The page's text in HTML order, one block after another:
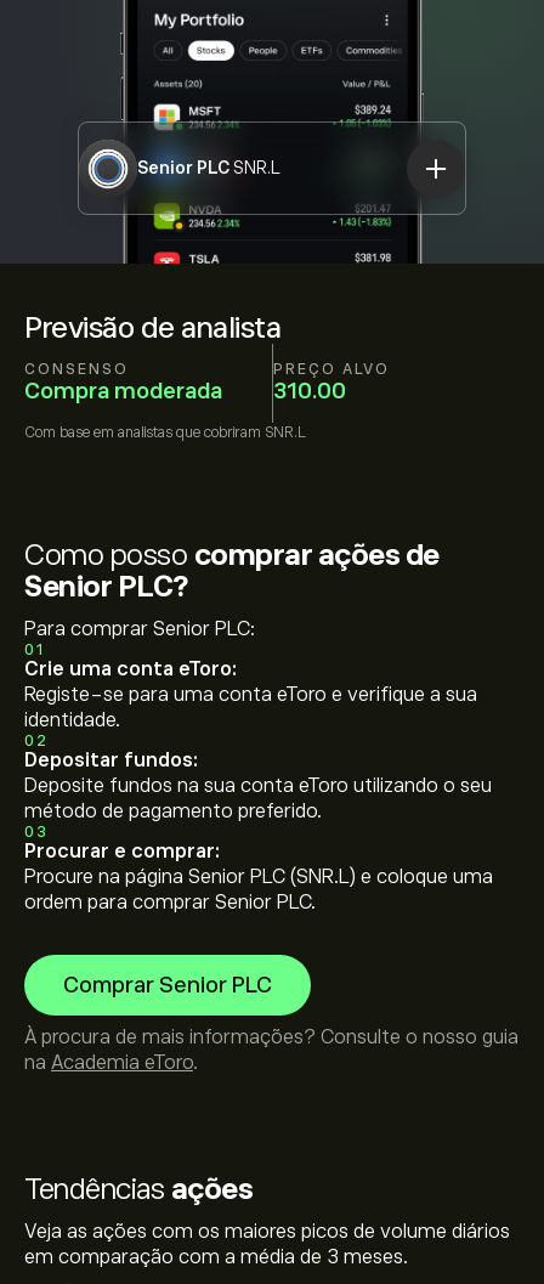
Previsão de analista
CONSENSO
Compra moderada
PREÇO ALVO
310.00
Com base em analistas que cobriram SNR.L
Senior PLC SNR.L
Tendências ações
Veja as ações com os maiores picos de volume diários
em comparação com a média de 3 meses.
Como posso comprar ações de
Senior PLC?
Para comprar Senior PLC:
01
Crie uma conta eToro:
Registe-se para uma conta eToro e verifique a sua
identidade.
02
Depositar fundos:
Deposite fundos na sua conta eToro utilizando o seu
método de pagamento preferido.
03
Procurar e comprar:
Procure na página Senior PLC (SNR.L) e coloque uma
ordem para comprar Senior PLC.
Comprar Senior PLC
À procura de mais informações? Consulte o nosso guia
na Academia eToro.